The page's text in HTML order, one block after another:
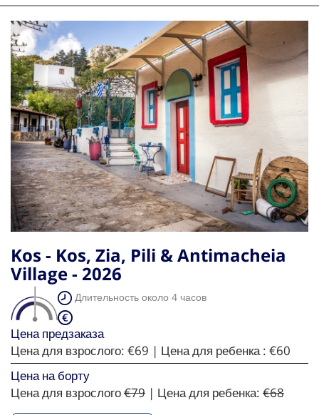
Kos - Kos, Zia, Pili & Antimacheia
Village - 2026
Длительность около 4 часов
Цена предзаказа
Цена для взрослого: €69 | Цена для ребенка : €60
Цена на борту
Цена для взрослого€79 | Цена для ребенка: €68